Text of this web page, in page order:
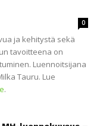
0
ja kehitystä sekä
tavoitteena on
Luennoitsijana
Tauru. Lue
.